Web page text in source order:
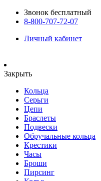
Звонок бесплатный
8-800-707-72-07
Личный кабинет
Закрыть
Кольца
Серьги
Цепи
Браслеты
Подвески
Обручальные кольца
Крестики
Часы
Броши
Пирсинг